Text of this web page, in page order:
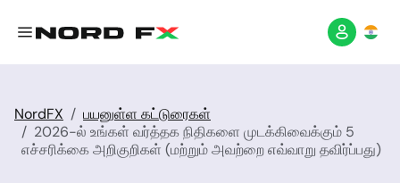
NordFX
பயனுள்ள கட்டுரைகள்
2026-ல் உங்கள் வர்த்தக நிதிகளை முடக்கிவைக்கும் 5
எச்சரிக்கை அறிகுறிகள் (மற்றும் அவற்றை எவ்வாறு தவிர்ப்பது)